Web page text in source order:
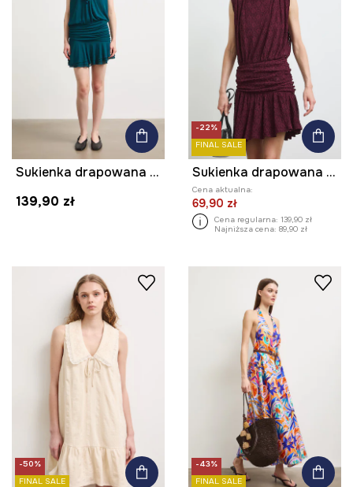
Sukienka drapowana z falbaną
139,90 zł
-22%
FINAL SALE
Sukienka drapowana koronkowa
Cena aktualna:
69,90 zł
Cena regularna: 139,90 zł
Najniższa cena: 89,90 zł
-50%
FINAL SALE
-43%
FINAL SALE